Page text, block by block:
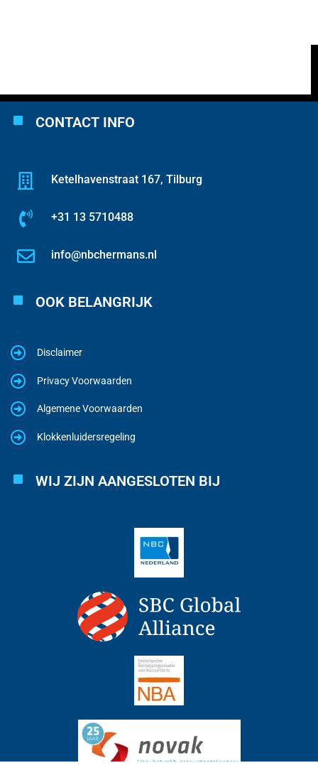
CONTACT INFO
Ketelhavenstraat 167, Tilburg
+31 13 5710488
info@nbchermans.nl
OOK BELANGRIJK
Disclaimer
Privacy Voorwaarden
Algemene Voorwaarden
Klokkenluidersregeling
WIJ ZIJN AANGESLOTEN BIJ